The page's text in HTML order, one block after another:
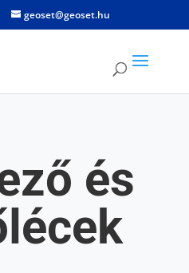
geoset@geoset.hu
és